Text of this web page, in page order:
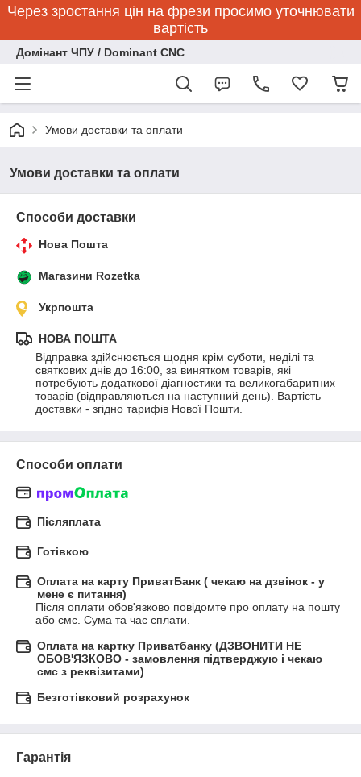
Через зростання цін на фрези просимо уточнювати
вартість
Домінант ЧПУ / Dominant CNC
Умови доставки та оплати
Умови доставки та оплати
Способи доставки
Нова Пошта
Магазини Rozetka
Укрпошта
НОВА ПОШТА
Відправка здійснюється щодня крім суботи, неділі та
святкових днів до 16:00, за винятком товарів, які
потребують додаткової діагностики та великогабаритних
товарів (відправляються на наступний день). Вартість
доставки - згідно тарифів Нової Пошти.
Способи оплати
Післяплата
Готівкою
Оплата на карту ПриватБанк ( чекаю на дзвінок - у
мене є питання)
Після оплати обов'язково повідомте про оплату на пошту
або смс. Сума та час сплати.
Оплата на картку Приватбанку (ДЗВОНИТИ НЕ
ОБОВ'ЯЗКОВО - замовлення підтверджую і чекаю
смс з реквізитами)
Безготівковий розрахунок
Гарантія